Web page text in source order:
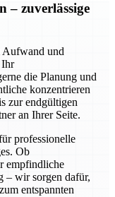
– zuverlässige
Aufwand und
Ihr
die Planung und
konzentrieren
zur endgültigen
an Ihrer Seite.
professionelle
Ob
empfindliche
– wir sorgen dafür,
entspannten